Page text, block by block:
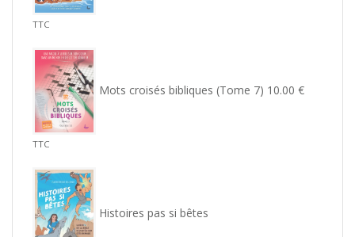
TTC
Mots croisés bibliques (Tome 7) 10.00 €
TTC
Histoires pas si bêtes